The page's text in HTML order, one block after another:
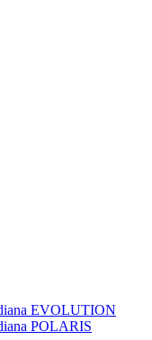
EVOLUTION
POLARIS